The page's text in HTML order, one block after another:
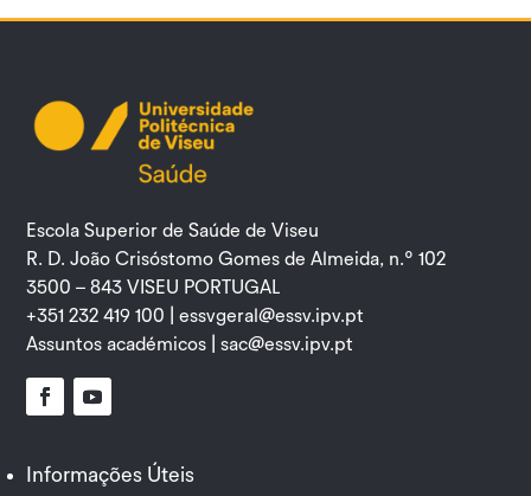
Escola Superior de Saúde de Viseu
R. D. João Crisóstomo Gomes de Almeida, n.º 102
3500 – 843 VISEU PORTUGAL
+351 232 419 100 |essvgeral@essv.ipv.pt
Assuntos académicos |sac@essv.ipv.pt
Informações Úteis